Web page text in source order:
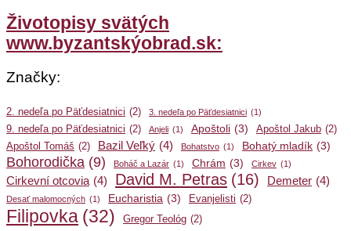
Životopisy svätých
www.byzantskýobrad.sk:
Značky:
2. nedeľa po Päťdesiatnici (2) 3. nedeľa po Päťdesiatnici (1)
9. nedeľa po Päťdesiatnici (2) Anjeli (1) Apoštoli (3) Apoštol Jakub (2)
Apoštol Tomáš (2) Bazil Veľký (4) Bohatstvo (1) Bohatý mladík (3)
Bohorodička (9) Boháč a Lazár (1) Chrám (3) Cirkev (1)
Cirkevní otcovia (4) David M. Petras (16) Demeter (4)
Desať malomocných (1) Eucharistia (3) Evanjelisti (2)
Filipovka (32) Gregor Teológ (2)